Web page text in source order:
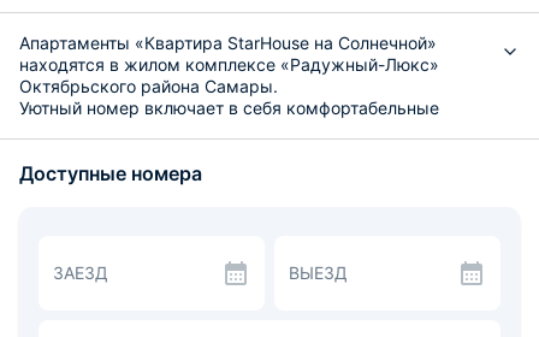
Апартаменты «Квартира StarHouse на Солнечной»
находятся в жилом комплексе «Радужный-Люкс»
Октябрьского района Самары.
Уютный номер включает в себя комфортабельные
установлена душевая кабина и необходимая
На кухне кухонный гарнитур, современная бытовая
техника, комплект посуды и столовые приборы.
Доступные номера
ЗАЕЗД ВЫЕЗД